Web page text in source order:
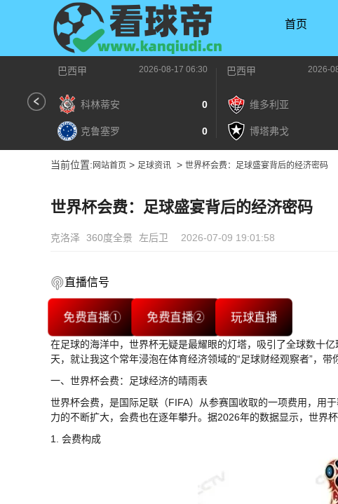
首页
巴西甲 2026-08-17 06:30
科林蒂安 0
克鲁塞罗 0
巴西甲 2026-
维多利亚
博塔弗戈
当前位置: 网站首页 > 足球资讯 > 世界杯会费：足球盛宴背后的经济密码
世界杯会费：足球盛宴背后的经济密码
克洛泽 360度全景 左后卫 2026-07-09 19:01:58
直播信号
免费直播① 免费直播② 玩球直播
在足球的海洋中，世界杯无疑是最耀眼的灯塔，吸引了全球数十
天，就让我这个常年浸泡在体育经济领域的“足球财经观察者”，带
一、世界杯会费：足球经济的晴雨表
世界杯会费，是国际足联（FIFA）从参赛国收取的一项费用，用
力的不断扩大，会费也在逐年攀升。据2026年的数据显示，世界杯
1. 会费构成